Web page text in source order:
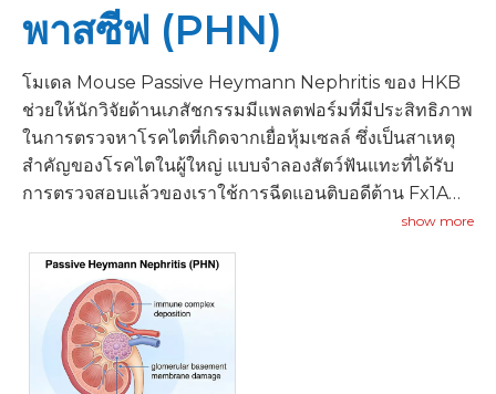
พาสซีฟ (PHN)
โมเดล Mouse Passive Heymann Nephritis ของ HKB
ช่วยให้นักวิจัยด้านเภสัชกรรมมีแพลตฟอร์มที่มีประสิทธิภาพ
ในการตรวจหาโรคไตที่เกิดจากเยื่อหุ้มเซลล์ ซึ่งเป็นสาเหตุ
สำคัญของโรคไตในผู้ใหญ่ แบบจำลองสัตว์ฟันแทะที่ได้รับ
การตรวจสอบแล้วของเราใช้การฉีดแอนติบอดีต้าน Fx1A
เพื่อจำลองลักษณะสำคัญของโรคไตแบบเยื่อรวมถึงการ
สะสมของภูมิคุ้มกันที่ซับซ้อนใต้เยื่อบุผิว ความเสียหายของ
พอดไซท์ และโปรตีนในปัสสาวะ
show more